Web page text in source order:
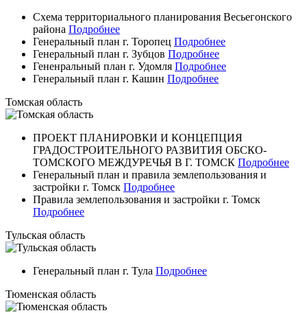
Схема территориального планирования Весьегонского
района Подробнее
Генеральный план г. Торопец Подробнее
Генеральный план г. Зубцов Подробнее
Гененральный план г. Удомля Подробнее
Генеральный план г. Кашин Подробнее
Томская область
ПРОЕКТ ПЛАНИРОВКИ И КОНЦЕПЦИЯ
ГРАДОСТРОИТЕЛЬНОГО РАЗВИТИЯ ОБСКО-
ТОМСКОГО МЕЖДУРЕЧЬЯ В Г. ТОМСК Подробнее
Генеральный план и правила землепользования и
застройки г. Томск Подробнее
Правила землепользования и застройки г. Томск
Подробнее
Тульская область
Генеральный план г. Тула Подробнее
Тюменская область